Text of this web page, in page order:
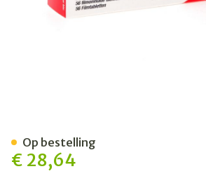
€ 28,64
Op bestelling